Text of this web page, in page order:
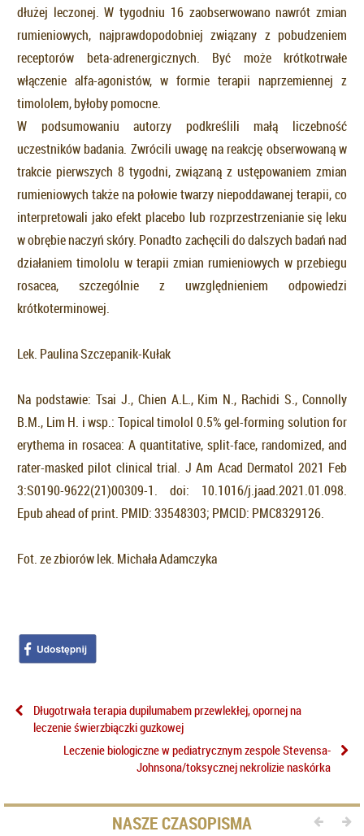
dłużej leczonej. W tygodniu 16 zaobserwowano nawrót zmian
rumieniowych, najprawdopodobniej związany z pobudzeniem
receptorów beta-adrenergicznych. Być może krótkotrwałe
włączenie alfa-agonistów, w formie terapii naprzemiennej z
timololem, byłoby pomocne.
W podsumowaniu autorzy podkreślili małą liczebność
uczestników badania. Zwrócili uwagę na reakcję obserwowaną w
trakcie pierwszych 8 tygodni, związaną z ustępowaniem zmian
rumieniowych także na połowie twarzy niepoddawanej terapii, co
interpretowali jako efekt placebo lub rozprzestrzenianie się leku
w obrębie naczyń skóry. Ponadto zachęcili do dalszych badań nad
działaniem timololu w terapii zmian rumieniowych w przebiegu
rosacea, szczególnie z uwzględnieniem odpowiedzi
krótkoterminowej.
Lek. Paulina Szczepanik-Kułak
Na podstawie: Tsai J., Chien A.L., Kim N., Rachidi S., Connolly
B.M., Lim H. i wsp.: Topical timolol 0.5% gel-forming solution for
erythema in rosacea: A quantitative, split-face, randomized, and
rater-masked pilot clinical trial. J Am Acad Dermatol 2021 Feb
3:S0190-9622(21)00309-1. doi: 10.1016/j.jaad.2021.01.098.
Epub ahead of print. PMID: 33548303; PMCID: PMC8329126.
Fot. ze zbiorów lek. Michała Adamczyka
Długotrwała terapia dupilumabem przewlekłej, opornej na
leczenie świerzbiączki guzkowej
Leczenie biologiczne w pediatrycznym zespole Stevensa-
Johnsona/toksycznej nekrolizie naskórka
NASZE CZASOPISMA